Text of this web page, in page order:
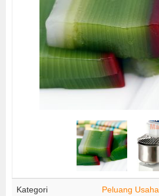
Kategori Peluang Usaha